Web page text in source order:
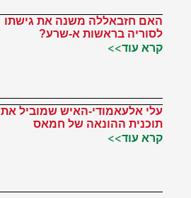
האם חזבאללה משנה את גישתו
לסוריה בראשות א-שרע?
קרא עוד>>
עלי אלעאמודי-האיש שמוביל את
תוכנית ההונאה של חמאס
קרא עוד>>